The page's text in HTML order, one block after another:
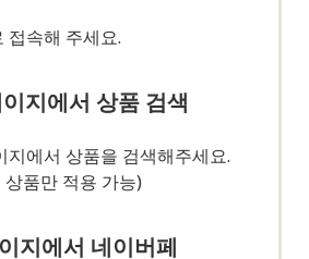
접속해 주세요.
지에서 상품 검색
지에서 상품을 검색해주세요.
품만 적용 가능)
지에서 네이버페